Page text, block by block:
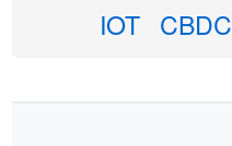
IOT CBDC